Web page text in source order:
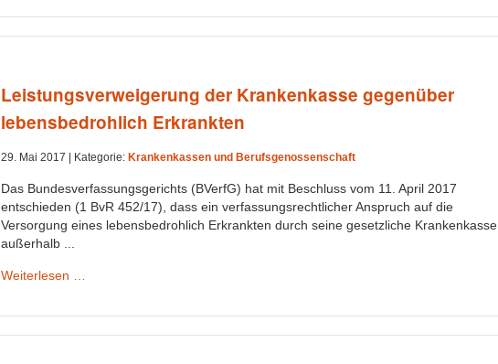
Leistungsverweigerung der Krankenkasse gegenüber
lebensbedrohlich Erkrankten
29. Mai 2017 | Kategorie: Krankenkassen und Berufsgenossenschaft
Das Bundesverfassungsgerichts (BVerfG) hat mit Beschluss vom 11. April 2017
entschieden (1 BvR 452/17), dass ein verfassungsrechtlicher Anspruch auf die
Versorgung eines lebensbedrohlich Erkrankten durch seine gesetzliche Krankenkasse
außerhalb ...
Weiterlesen …